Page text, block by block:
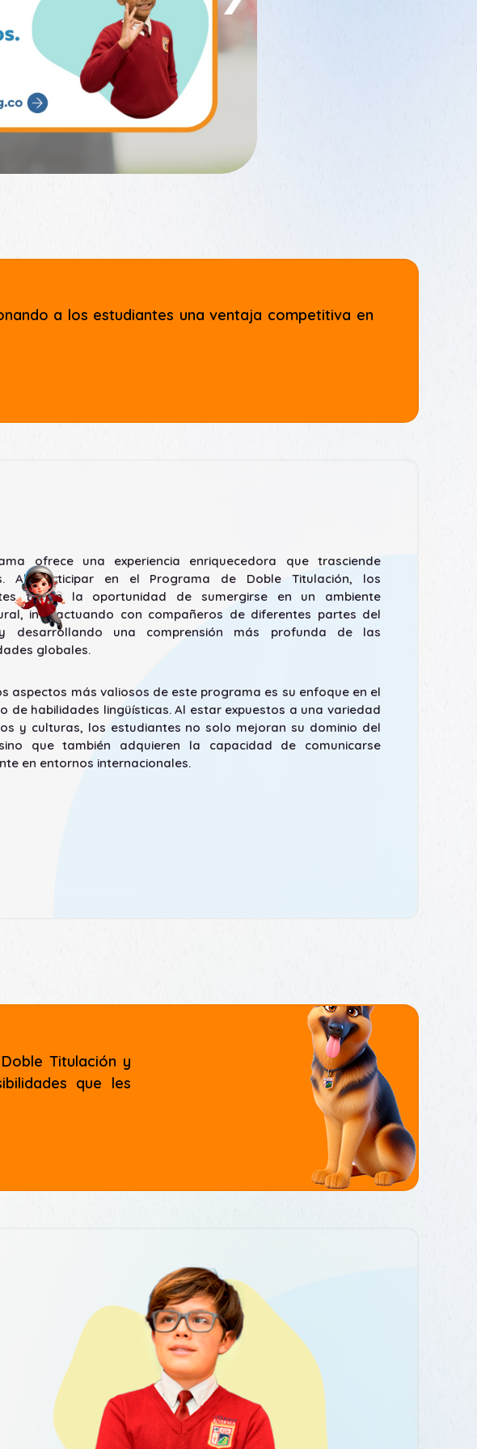
a los estudiantes una ventaja competitiva en
ofrece una experiencia enriquecedora que trasciende
Al participar en el Programa de Doble Titulación, los
tienen la oportunidad de sumergirse en un ambiente
interactuando con compañeros de diferentes partes del
desarrollando una comprensión más profunda de las
globales.
aspectos más valiosos de este programa es su enfoque en el
de habilidades lingüísticas. Al estar expuestos a una variedad
y culturas, los estudiantes no solo mejoran su dominio del
que también adquieren la capacidad de comunicarse
en entornos internacionales.
Titulación y
que les